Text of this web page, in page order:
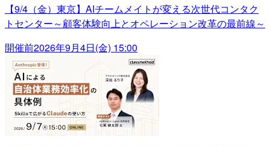
【9/4（金）東京】AIチームメイトが変える次世代コンタク
トセンター～顧客体験向上とオペレーション改革の最前線～
開催前2026年9月4日(金) 15:00